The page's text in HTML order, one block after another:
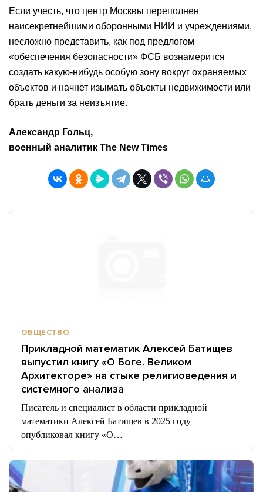
Если учесть, что центр Москвы переполнен
наисекретнейшими оборонными НИИ и учреждениями,
несложно представить, как под предлогом
«обеспечения безопасности» ФСБ вознамерится
создать какую-нибудь особую зону вокруг охраняемых
объектов и начнет изымать объекты недвижимости или
брать деньги за неизъятие.
Александр Гольц,
военный аналитик The New Times
ОБЩЕСТВО
Прикладной математик Алексей Батищев
выпустил книгу «О Боге. Великом
Архитекторе» на стыке религиоведения и
системного анализа
Писатель и специалист в области прикладной
математики Алексей Батищев в 2025 году
опубликовал книгу «О…